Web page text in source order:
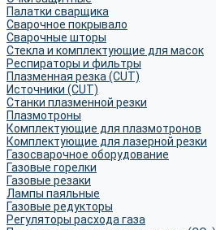
Палатки сварщика
Сварочное покрывало
Сварочные шторы
Стекла и комплектующие для масок
Респираторы и фильтры
Плазменная резка (CUT)
Источники (CUT)
Станки плазменной резки
Плазмотроны
Комплектующие для плазмотронов
Комплектующие для лазерной резки
Газосварочное оборудование
Газовые горелки
Газовые резаки
Лампы паяльные
Газовые редукторы
Регуляторы расхода газа